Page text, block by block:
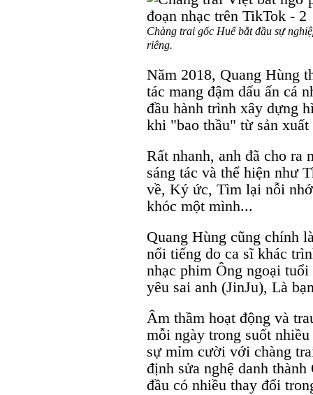
Chàng trai gốc Huế bắt đầu sự
riêng.
Năm 2018, Quang Hùng
tác mang đậm dấu ấn cá
đầu hành trình xây dựng
khi "bao thầu" từ sản xuất
Rất nhanh, anh đã cho ra
sáng tác và thể hiện như
về, Ký ức, Tìm lại nỗi
khóc một mình...
Quang Hùng cũng chính
nổi tiếng do ca sĩ khác
nhạc phim Ông ngoại
yêu sai anh (JinJu), Là
Âm thầm hoạt động và
mỗi ngày trong suốt
sự mỉm cười với chàng
định sửa nghệ danh
đầu có nhiều thay đổi